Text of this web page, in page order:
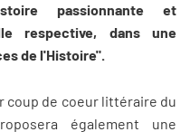
passionnante et
respective, dans une
de l'Histoire".
coup de coeur littéraire du
également une